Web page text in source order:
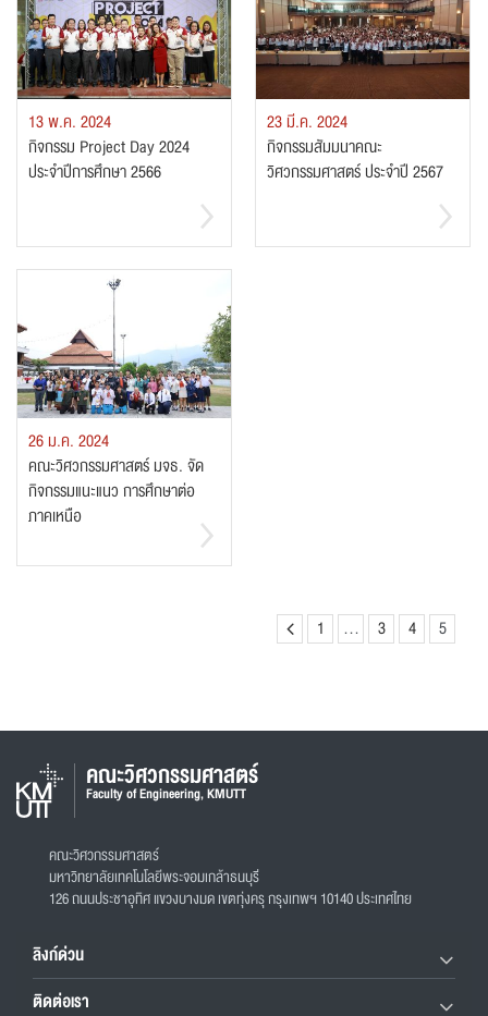
13 พ.ค. 2024
กิจกรรม Project Day 2024
ประจำปีการศึกษา 2566
23 มี.ค. 2024
กิจกรรมสัมมนาคณะ
วิศวกรรมศาสตร์ ประจำปี 2567
26 ม.ค. 2024
คณะวิศวกรรมศาสตร์ มจธ. จัด
กิจกรรมแนะแนว การศึกษาต่อ
ภาคเหนือ
1 … 3 4 5
คณะวิศวกรรมศาสตร์
Faculty of Engineering, KMUTT
คณะวิศวกรรมศาสตร์
มหาวิทยาลัยเทคโนโลยีพระจอมเกล้าธนบุรี
126 ถนนประชาอุทิศ แขวงบางมด เขตทุ่งครุ กรุงเทพฯ 10140 ประเทศไทย
ลิงก์ด่วน
ติดต่อเรา